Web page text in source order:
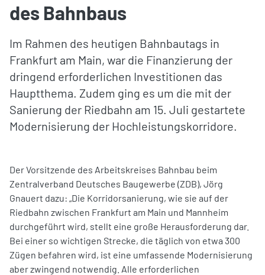
des Bahnbaus
Im Rahmen des heutigen Bahnbautags in
Frankfurt am Main, war die Finanzierung der
dringend erforderlichen Investitionen das
Hauptthema. Zudem ging es um die mit der
Sanierung der Riedbahn am 15. Juli gestartete
Modernisierung der Hochleistungskorridore.
Der Vorsitzende des Arbeitskreises Bahnbau beim
Zentralverband Deutsches Baugewerbe (ZDB), Jörg
Gnauert dazu: „Die Korridorsanierung, wie sie auf der
Riedbahn zwischen Frankfurt am Main und Mannheim
durchgeführt wird, stellt eine große Herausforderung dar.
Bei einer so wichtigen Strecke, die täglich von etwa 300
Zügen befahren wird, ist eine umfassende Modernisierung
aber zwingend notwendig. Alle erforderlichen